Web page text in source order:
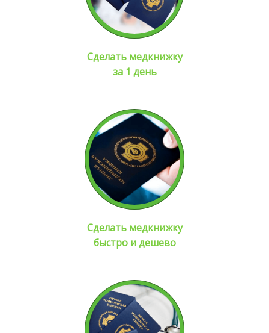
Сделать медкнижку
за 1 день
Сделать медкнижку
быстро и дешево